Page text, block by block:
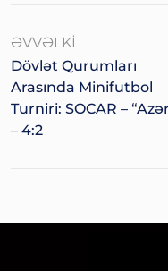
ƏVVƏLKI
Dövlət Qurumları
Arasında Minifutbol
Turniri: SOCAR –
– 4:2